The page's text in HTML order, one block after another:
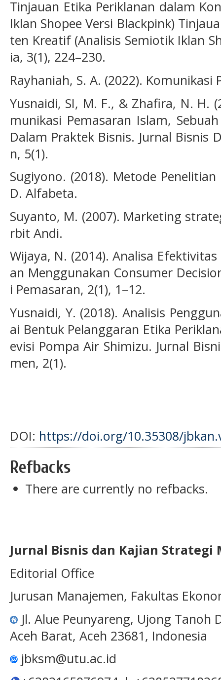
Tinjauan Etika Periklanan dalam
Iklan Shopee Versi Blackpink)
ten Kreatif (Analisis Semiotik Iklan
ia, 3(1), 224–230.
Rayhaniah, S. A. (2022). Komunikasi
Yusnaidi, SI, M. F., & Zhafira, N. H.
munikasi Pemasaran Islam,
Dalam Praktek Bisnis. Jurnal Bisnis
n, 5(1).
Sugiyono. (2018). Metode
D. Alfabeta.
Suyanto, M. (2007). Marketing
rbit Andi.
Wijaya, N. (2014). Analisa
an Menggunakan Consumer
i Pemasaran, 2(1), 1–12.
Yusnaidi, Y. (2018). Analisis
ai Bentuk Pelanggaran Etika
evisi Pompa Air Shimizu. Jurnal
men, 2(1).
DOI: https://doi.org/10.35308/
Refbacks
There are currently no refbacks.
Jurnal Bisnis dan Kajian Strategi
Editorial Office
Jurusan Manajemen, Fakultas
Jl. Alue Peunyareng, Ujong
Aceh Barat, Aceh 23681, Indonesia
jbksm@utu.ac.id